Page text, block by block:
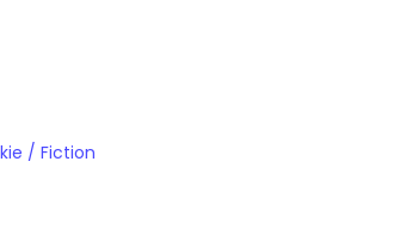
Książki obcojęzyczne / angielskie / Fiction